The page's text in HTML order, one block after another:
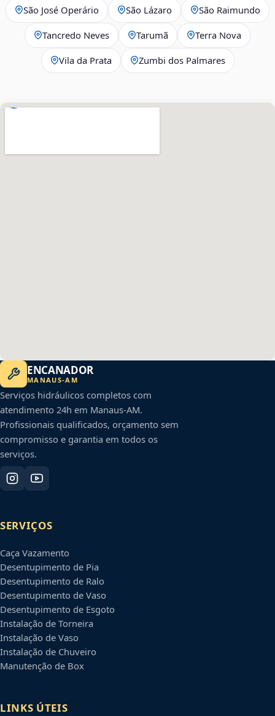
São José Operário São Lázaro São Raimundo
Tancredo Neves Tarumã Terra Nova
Vila da Prata Zumbi dos Palmares
ENCANADOR
MANAUS-AM
Serviços hidráulicos completos com
atendimento 24h em Manaus-AM.
Profissionais qualificados, orçamento sem
compromisso e garantia em todos os
serviços.
SERVIÇOS
Caça Vazamento
Desentupimento de Pia
Desentupimento de Ralo
Desentupimento de Vaso
Desentupimento de Esgoto
Instalação de Torneira
Instalação de Vaso
Instalação de Chuveiro
Manutenção de Box
LINKS ÚTEIS